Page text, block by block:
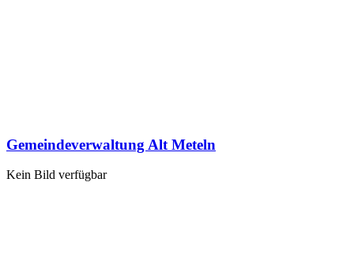
Gemeindeverwaltung Alt Meteln
Kein Bild verfügbar